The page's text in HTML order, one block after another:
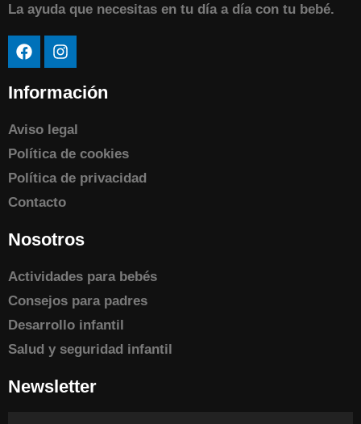
La ayuda que necesitas en tu día a día con tu bebé.
Información
Aviso legal
Política de cookies
Política de privacidad
Contacto
Nosotros
Actividades para bebés
Consejos para padres
Desarrollo infantil
Salud y seguridad infantil
Newsletter